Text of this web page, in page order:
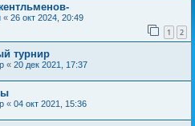
« 26 окт 2024, 20:49
1 2
турнир
« 20 дек 2021, 17:37
« 04 окт 2021, 15:36